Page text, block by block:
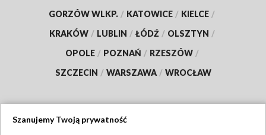
GORZÓW WLKP. / KATOWICE / KIELCE /
KRAKÓW / LUBLIN / ŁÓDŹ / OLSZTYN /
OPOLE / POZNAŃ / RZESZÓW /
SZCZECIN / WARSZAWA / WROCŁAW
Szanujemy Twoją prywatność